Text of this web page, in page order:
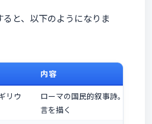
と、以下のようになりま
内容
リウ
ローマの国民的叙事詩。アエ
言を描く